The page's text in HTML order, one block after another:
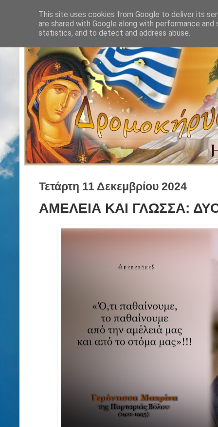
Τετάρτη 11 Δεκεμβρίου 2024
ΑΜΕΛΕΙΑ ΚΑΙ ΓΛΩΣΣΑ:
This site uses cookies from Google to deliver its
are shared with Google along with performance
statistics, and to detect and address abuse.